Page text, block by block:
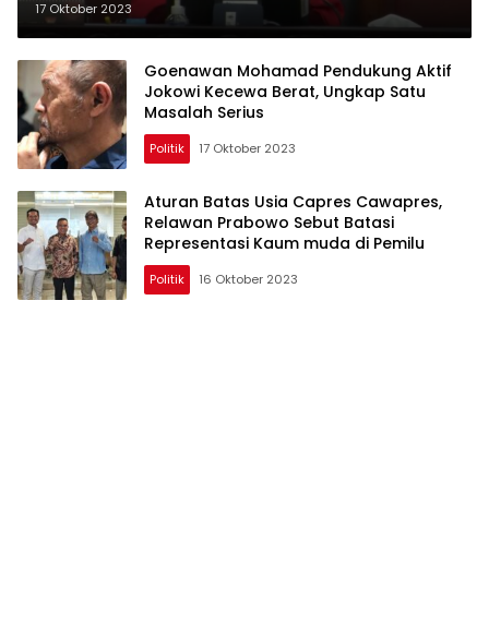
Mahkamah Keluarga,
Muhammadiyah: Innalillah, Mari
Kita Takziyah untuk MK
17 Oktober 2023
Goenawan Mohamad Pendukung Aktif
Jokowi Kecewa Berat, Ungkap Satu
Masalah Serius
Politik 17 Oktober 2023
Aturan Batas Usia Capres Cawapres,
Relawan Prabowo Sebut Batasi
Representasi Kaum muda di Pemilu
Politik 16 Oktober 2023